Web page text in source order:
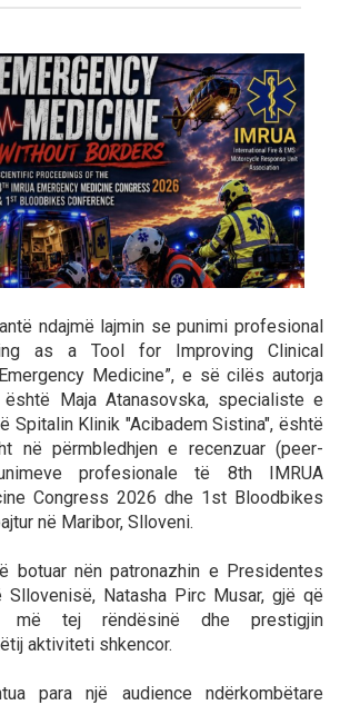
ndajmë lajmin se punimi profesional
as a Tool for Improving Clinical
Medicine”, e së cilës autorja
Maja Atanasovska, specialiste e
Spitalin Klinik "Acibadem Sistina", është
në përmbledhjen e recenzuar (peer-
profesionale të 8th IMRUA
Congress 2026 dhe 1st Bloodbikes
në Maribor, Slloveni.
botuar nën patronazhin e Presidentes
Natasha Pirc Musar, gjë që
më tej rëndësinë dhe prestigjin
aktiviteti shkencor.
para një audience ndërkombëtare